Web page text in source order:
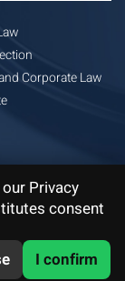
Corporate Law
Privacy
consent.
I confirm